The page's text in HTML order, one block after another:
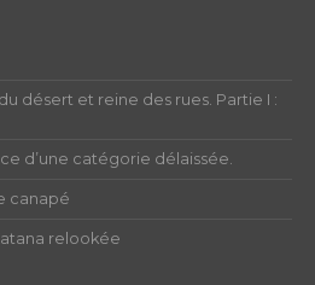
désert et reine des rues. Partie I :
d’une catégorie délaissée.
canapé
relookée